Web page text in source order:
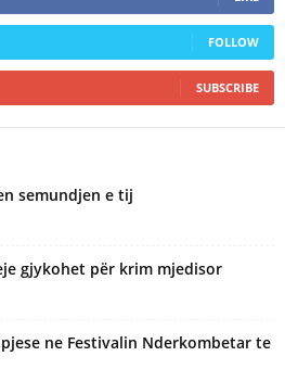
FOLLOW
SUBSCRIBE
semundjen e tij
gjykohet për krim mjedisor
ne Festivalin Nderkombetar te